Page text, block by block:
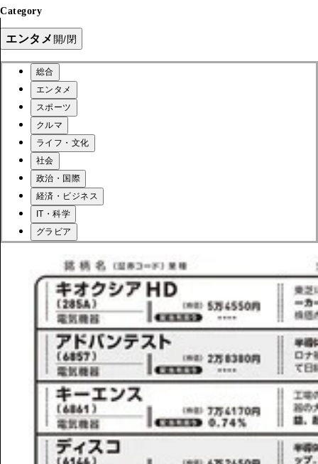
Category
エンタメ 開/閉
総合
エンタメ
スポーツ
クルマ
ライフ・文化
社会
政治・国際
経済・ビジネス
IT・科学
グラビア